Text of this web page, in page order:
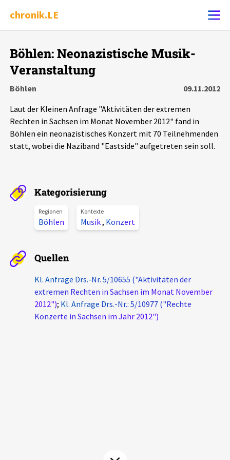
chronik.LE
Ereignis melden
Chronik
Dossiers
Leipziger Zustände
Phänomene
Alle Beiträge
Veranstaltungen
Pressemitteilungen
Über uns
Projektbeschreibung
Kontakt
Böhlen: Neonazistische Musik-
Veranstaltung
Böhlen
09.11.2012
Laut der Kleinen Anfrage "Aktivitäten der extremen
Rechten in Sachsen im Monat November 2012" fand in
Böhlen ein neonazistisches Konzert mit 70 Teilnehmenden
statt, wobei die Naziband "Eastside" aufgetreten sein soll.
Kategorisierung
Regionen
Böhlen
Kontexte
Musik, Konzert
Quellen
Kl. Anfrage Drs.-Nr. 5/10655 ("Aktivitäten der
extremen Rechten in Sachsen im Monat November
2012"); Kl. Anfrage Drs.-Nr.: 5/10977 ("Rechte
Konzerte in Sachsen im Jahr 2012")
Alle Ereignisse
7502Ereignisse
Ereignisse
Exportieren ? Filter Erklärungen